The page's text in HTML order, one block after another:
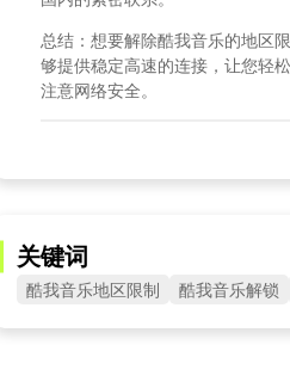
总结：想要解除酷我音乐的地区
够提供稳定高速的连接，让您轻
注意网络安全。
关键词
酷我音乐地区限制 酷我音乐解锁